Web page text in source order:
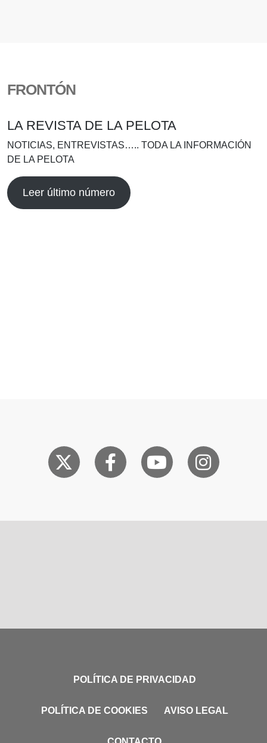
FRONTÓN
LA REVISTA DE LA PELOTA
NOTICIAS, ENTREVISTAS….. TODA LA INFORMACIÓN
DE LA PELOTA
Leer último número
POLÍTICA DE PRIVACIDAD
POLÍTICA DE COOKIES AVISO LEGAL